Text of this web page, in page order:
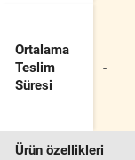
Ortalama
Teslim
Süresi
-
Ürün özellikleri